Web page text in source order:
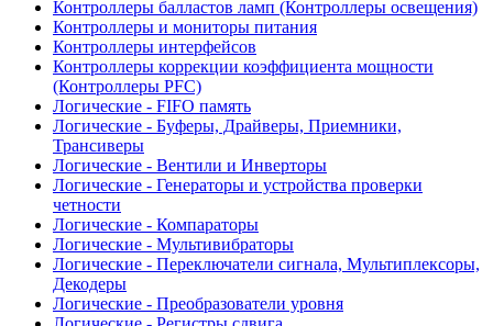
Контроллеры балластов ламп (Контроллеры освещения)
Контроллеры и мониторы питания
Контроллеры интерфейсов
Контроллеры коррекции коэффициента мощности
(Контроллеры PFC)
Логические - FIFO память
Логические - Буферы, Драйверы, Приемники,
Трансиверы
Логические - Вентили и Инверторы
Логические - Генераторы и устройства проверки
четности
Логические - Компараторы
Логические - Мультивибраторы
Логические - Переключатели сигнала, Мультиплексоры,
Декодеры
Логические - Преобразователи уровня